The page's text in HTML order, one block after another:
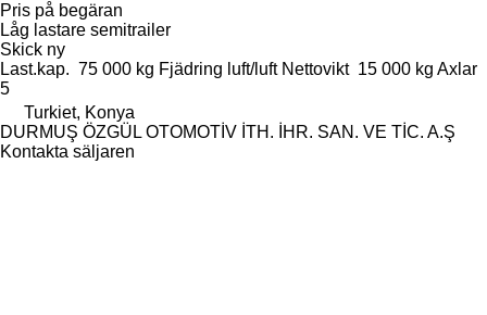
Pris på begäran
Låg lastare semitrailer
Skick ny
Last.kap. 75 000 kg Fjädring luft/luft Nettovikt 15 000 kg Axlar
5
Turkiet, Konya
DURMUŞ ÖZGÜL OTOMOTİV İTH. İHR. SAN. VE TİC. A.Ş
Kontakta säljaren